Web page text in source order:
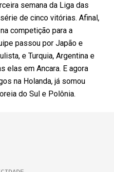
semana da Liga das
de cinco vitórias. Afinal,
competição para a
passou por Japão e
e Turquia, Argentina e
elas em Ancara. E agora
na Holanda, já somou
do Sul e Polônia.